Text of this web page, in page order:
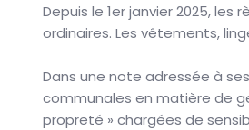
Depuis le 1er janvier 2025,
ordinaires. Les vêtements,
Dans une note adressée à
communales en matière de
propreté » chargées de